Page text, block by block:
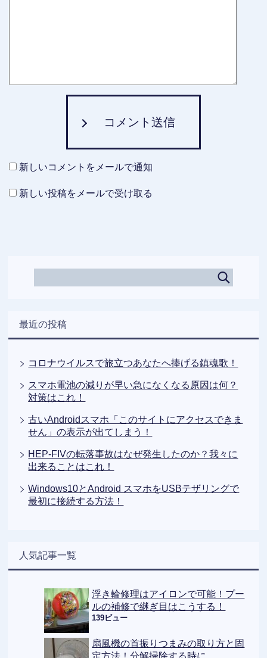
コメント送信
新しいコメントをメールで通知
新しい投稿をメールで受け取る
最近の投稿
コロナウイルスで旅立つあなたへ捧げる鎮魂歌！
スマホ電池の減りが早い急になくなる原因は何？
対策はこれ！
古いAndroidスマホ「このサイトにアクセスできま
せん」の表示が出てしまう！
HEP-FIVの転落事故はなぜ発生したのか？我々に
出来ることはこれ！
Windows10とAndroid スマホをUSBテザリングで
最初に接続する方法！
人気記事一覧
浮き輪修理はアイロンで可能！プー
ルの補修で継ぎ目はこうする！
139ビュー
扇風機の首振りつまみの取り方と固